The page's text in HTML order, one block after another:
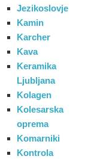
Jezikoslovje
Kamin
Karcher
Kava
Keramika
Ljubljana
Kolagen
Kolesarska
oprema
Komarniki
Kontrola